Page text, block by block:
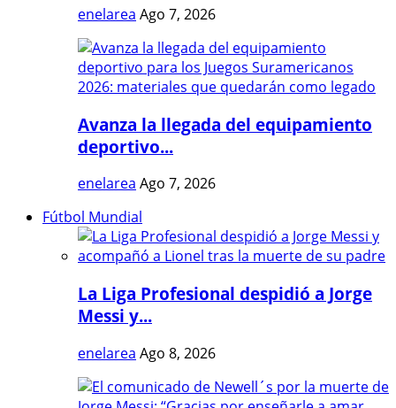
enelarea Ago 7, 2026
Avanza la llegada del equipamiento
deportivo...
enelarea Ago 7, 2026
Fútbol Mundial
La Liga Profesional despidió a Jorge
Messi y...
enelarea Ago 8, 2026